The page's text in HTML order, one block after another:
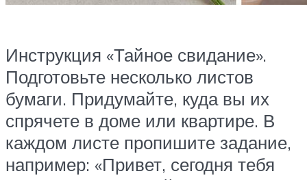
Инструкция «Тайное свидание».
Подготовьте несколько листов
бумаги. Придумайте, куда вы их
спрячете в доме или квартире. В
каждом листе пропишите задание,
например: «Привет, сегодня тебя